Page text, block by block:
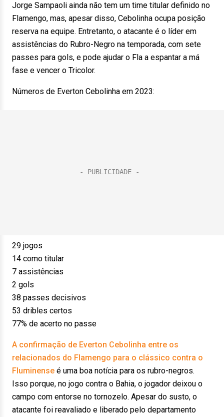
Jorge Sampaoli ainda não tem um time titular definido no
Flamengo, mas, apesar disso, Cebolinha ocupa posição
reserva na equipe. Entretanto, o atacante é o líder em
assistências do Rubro-Negro na temporada, com sete
passes para gols, e pode ajudar o Fla a espantar a má
fase e vencer o Tricolor.
Números de Everton Cebolinha em 2023:
29 jogos
14 como titular
7 assistências
2 gols
38 passes decisivos
53 dribles certos
77% de acerto no passe
A confirmação de Everton Cebolinha entre os
relacionados do Flamengo para o clássico contra o
Fluminense é uma boa notícia para os rubro-negros.
Isso porque, no jogo contra o Bahia, o jogador deixou o
campo com entorse no tornozelo. Apesar do susto, o
atacante foi reavaliado e liberado pelo departamento